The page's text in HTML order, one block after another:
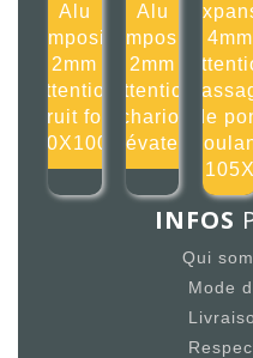
Alu
composite
2mm
Attention
bruit fort
100X100m
Alu
composite
2mm
Attention
chariot
élévateur
4mm
de
105X
INFOS
Qui
Mode